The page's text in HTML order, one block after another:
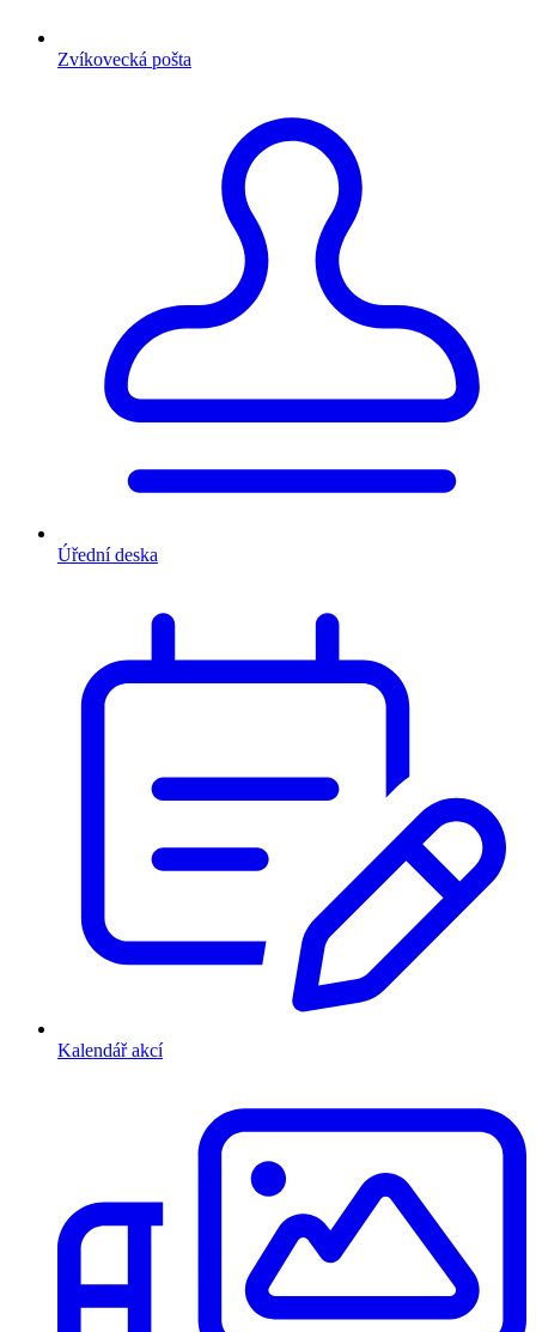
Zvíkovecká pošta
Úřední deska
Kalendář akcí